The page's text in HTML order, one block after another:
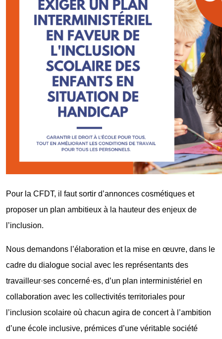
Pour la CFDT, il faut sortir d’annonces cosmétiques et
proposer un plan ambitieux à la hauteur des enjeux de
l’inclusion.
Nous demandons l’élaboration et la mise en œuvre, dans le
cadre du dialogue social avec les représentants des
travailleur·ses concerné·es, d’un plan interministériel en
collaboration avec les collectivités territoriales pour
l’inclusion scolaire où chacun agira de concert à l’ambition
d’une école inclusive, prémices d’une véritable société